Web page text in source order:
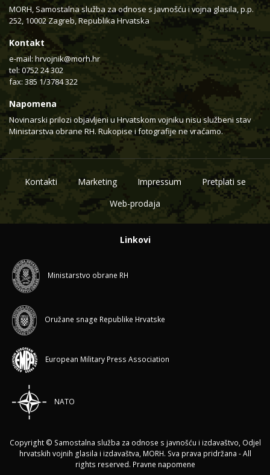
MORH, Samostalna služba za odnose s javnošću i vojna glasila, p.p.
252, 10002 Zagreb, Republika Hrvatska
Kontakt
e-mail: hrvojnik@morh.hr
tel: 0752 24 302
fax: 385 1/3784 322
Napomena
Novinarski prilozi objavljeni u Hrvatskom vojniku nisu službeni stav
Ministarstva obrane RH. Rukopise i fotografije ne vraćamo.
Kontakti Marketing Impressum
Pretplati se
Web-prodaja
Linkovi
Ministarstvo obrane RH
Oružane snage Republike Hrvatske
European Military Press Association
NATO
Copyright © Samostalna služba za odnose s javnošću i izdavaštvo, Odjel
hrvatskih vojnih glasila i izdavaštva, MORH. Sva prava pridržana - All
rights reserved. Pravne napomene